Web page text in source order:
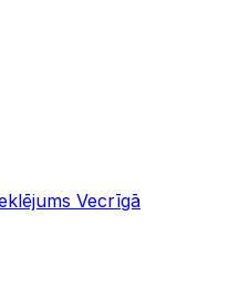
Vecrīgā